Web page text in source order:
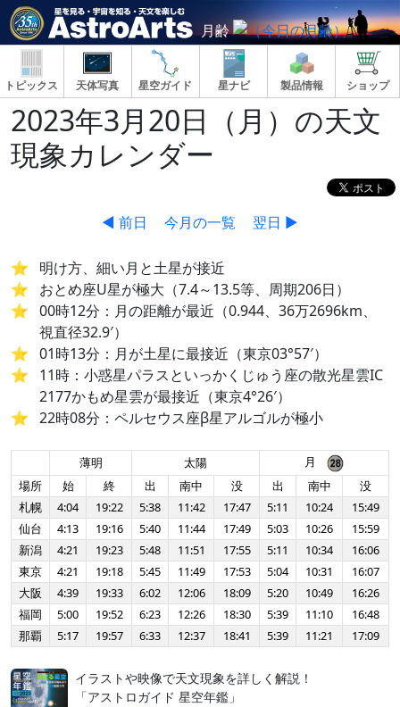
月齢
トピックス 天体写真 星空ガイド 星ナビ 製品情報 ショップ
2023年3月20日（月）の天文
現象カレンダー
◀ 前日 今月の一覧 翌日 ▶
明け方、細い月と土星が接近
おとめ座U星が極大（7.4～13.5等、周期206日）
00時12分：月の距離が最近（0.944、36万2696km、
視直径32.9′）
01時13分：月が土星に最接近（東京03°57′）
11時：小惑星パラスといっかくじゅう座の散光星雲IC
2177かもめ星雲が最接近（東京4°26′）
22時08分：ペルセウス座β星アルゴルが極小
薄明 太陽
月
場所
始 終 出 南中 没 出 南中
没
札幌
4:04 19:22 5:38 11:42 17:47 5:11 10:24
15:49
仙台
4:13 19:16 5:40 11:44 17:49 5:03 10:26
15:59
新潟
4:21 19:23 5:48 11:51 17:55 5:11 10:34
16:06
東京
4:21 19:18 5:45 11:49 17:53 5:04 10:31
16:07
大阪
4:39 19:33 6:02 12:06 18:09 5:20 10:49
16:26
福岡
5:00 19:52 6:23 12:26 18:30 5:39 11:10
16:48
那覇
5:17 19:57 6:33 12:37 18:41 5:39 11:21 17:09
イラストや映像で天文現象を詳しく解説！
「アストロガイド 星空年鑑」